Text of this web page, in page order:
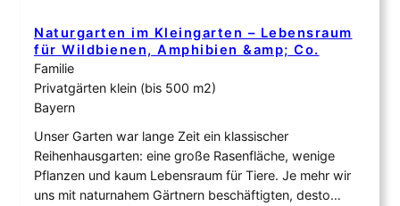
Naturgarten im Kleingarten – Lebensraum
für Wildbienen, Amphibien &amp; Co.
Familie
Privatgärten klein (bis 500 m2)
Bayern
Unser Garten war lange Zeit ein klassischer
Reihenhausgarten: eine große Rasenfläche, wenige
Pflanzen und kaum Lebensraum für Tiere. Je mehr wir
uns mit naturnahem Gärtnern beschäftigten, desto